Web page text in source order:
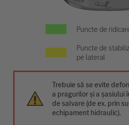
Puncte de
Puncte de
pe lateral
Trebuie să se evite
a pragurilor și a șasiului
de salvare (de ex. prin
echipament hidraulic).